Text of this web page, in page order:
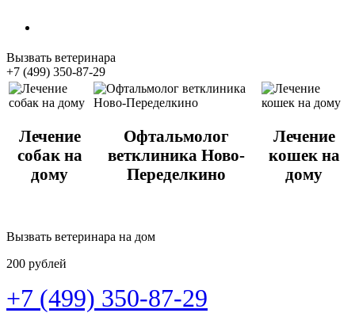
Вызвать ветеринара
+7 (499) 350-87-29
Лечение
собак на
дому
Офтальмолог
ветклиника Ново-
Переделкино
Лечение
кошек на
дому
Вызвать ветеринара на дом
200 рублей
+7 (499) 350-87-29